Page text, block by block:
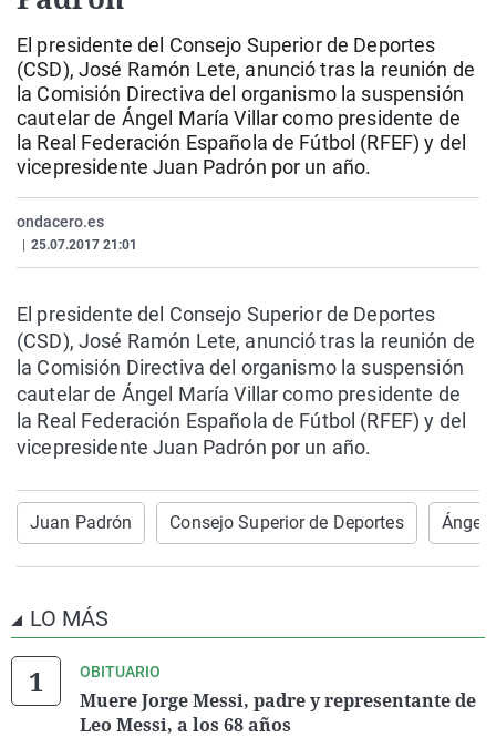
Gente viajera
Como el perro y el
Retornados
Equipo de
Operación Viuda
Galicia
La Rioja
Navarra
País Vasco
Televisión
Elecciones
El presidente del Consejo Superior de Deportes
(CSD), José Ramón Lete, anunció tras la reunión de
la Comisión Directiva del organismo la suspensión
cautelar de Ángel María Villar como presidente de
la Real Federación Española de Fútbol (RFEF) y del
vicepresidente Juan Padrón por un año.
ondacero.es
25.07.2017 21:01
El presidente del Consejo Superior de Deportes
(CSD), José Ramón Lete, anunció tras la reunión de
la Comisión Directiva del organismo la suspensión
cautelar de Ángel María Villar como presidente de
la Real Federación Española de Fútbol (RFEF) y del
vicepresidente Juan Padrón por un año.
Juan Padrón Consejo Superior de Deportes Ángel
LO MÁS
OBITUARIO
Muere Jorge Messi, padre y representante de
Leo Messi, a los 68 años